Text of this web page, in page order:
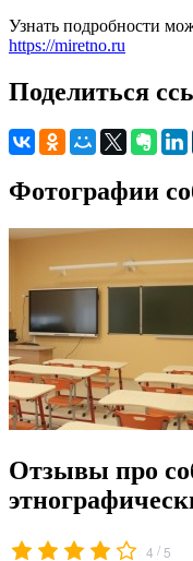
Узнать подробности
https://miretno.ru
Поделиться
Фотографии
Отзывы про
4 / 5